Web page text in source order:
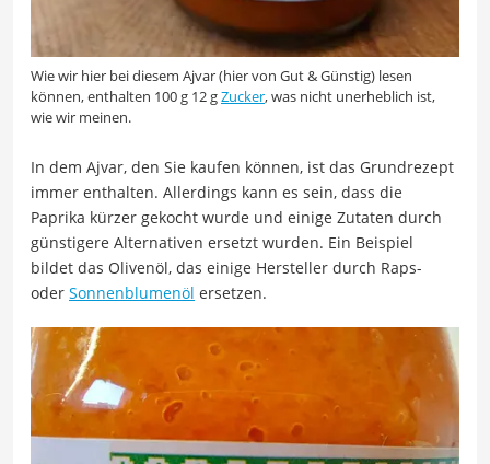
Wie wir hier bei diesem Ajvar (hier von Gut & Günstig) lesen
können, enthalten 100 g 12 gZucker, was nicht unerheblich ist,
wie wir meinen.
In dem Ajvar, den Sie kaufen können, ist das Grundrezept
immer enthalten. Allerdings kann es sein, dass die
Paprika kürzer gekocht wurde und einige Zutaten durch
günstigere Alternativen ersetzt wurden. Ein Beispiel
bildet das Olivenöl, das einige Hersteller durch Raps-
oder Sonnenblumenöl ersetzen.